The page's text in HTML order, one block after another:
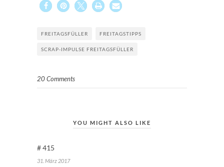
FREITAGSFÜLLER FREITAGSTIPPS
SCRAP-IMPULSE FREITAGSFÜLLER
20 Comments
YOU MIGHT ALSO LIKE
# 415
31. März 2017